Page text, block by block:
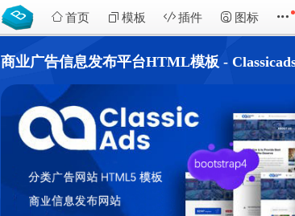
首页 模板 插件 图标
商业广告信息发布平台HTML模板 -